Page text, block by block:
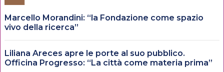
Marcello Morandini: “la Fondazione come spazio
vivo della ricerca”
Liliana Areces apre le porte al suo pubblico.
Officina Progresso: “La città come materia prima”